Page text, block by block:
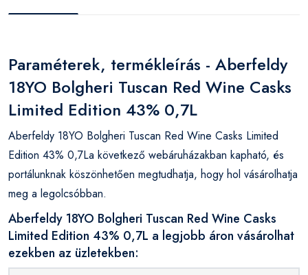
Paraméterek, termékleírás - Aberfeldy
18YO Bolgheri Tuscan Red Wine Casks
Limited Edition 43% 0,7L
Aberfeldy 18YO Bolgheri Tuscan Red Wine Casks Limited
Edition 43% 0,7La következő webáruházakban kapható, és
portálunknak köszönhetően megtudhatja, hogy hol vásárolhatja
meg a legolcsóbban.
Aberfeldy 18YO Bolgheri Tuscan Red Wine Casks
Limited Edition 43% 0,7L a legjobb áron vásárolhat
ezekben az üzletekben: